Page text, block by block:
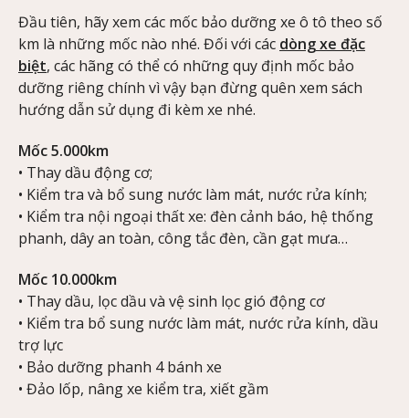
Đầu tiên, hãy xem các mốc bảo dưỡng xe ô tô theo số
km là những mốc nào nhé. Đối với các dòng xe đặc
biệt, các hãng có thể có những quy định mốc bảo
dưỡng riêng chính vì vậy bạn đừng quên xem sách
hướng dẫn sử dụng đi kèm xe nhé.
Mốc 5.000km
• Thay dầu động cơ;
• Kiểm tra và bổ sung nước làm mát, nước rửa kính;
• Kiểm tra nội ngoại thất xe: đèn cảnh báo, hệ thống
phanh, dây an toàn, công tắc đèn, cần gạt mưa…
Mốc 10.000km
• Thay dầu, lọc dầu và vệ sinh lọc gió động cơ
• Kiểm tra bổ sung nước làm mát, nước rửa kính, dầu
trợ lực
• Bảo dưỡng phanh 4 bánh xe
• Đảo lốp, nâng xe kiểm tra, xiết gầm